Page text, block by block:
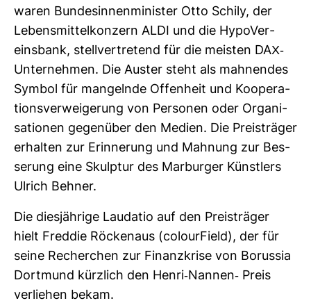
waren Bun­des­in­nen­mi­nister Otto Schily, der
Lebens­mit­tel­kon­zern ALDI und die Hypo­Ver­
eins­bank, stell­ver­tre­tend für die meisten DAX-​
Unter­nehmen. Die Auster steht als mah­nendes
Symbol für man­gelnde Offen­heit und Koope­ra­
ti­ons­ver­wei­ge­rung von Per­sonen oder Orga­ni­
sa­tionen gegen­über den Medien. Die Preis­träger
erhalten zur Erin­ne­rung und Mah­nung zur Bes­
se­rung eine Skulptur des Mar­burger Künst­lers
Ulrich Behner.
Die dies­jäh­rige Lau­datio auf den Preis­träger
hielt Freddie Röckenaus (colour­Field), der für
seine Recher­chen zur Finanz­krise von Borussia
Dort­mund kürz­lich den Henri-​Nannen-​ Preis
ver­liehen bekam.